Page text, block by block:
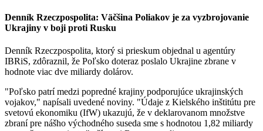
Denník Rzeczpospolita: Väčšina Poliakov je za vyzbrojovanie
Ukrajiny v boji proti Rusku
Denník Rzeczpospolita, ktorý si prieskum objednal u agentúry
IBRiS, zdôraznil, že Poľsko doteraz poslalo Ukrajine zbrane v
hodnote viac dve miliardy dolárov.
"Poľsko patrí medzi popredné krajiny podporujúce ukrajinských
vojakov," napísali uvedené noviny. "Údaje z Kielského inštitútu pre
svetovú ekonomiku (IfW) ukazujú, že v deklarovanom množstve
zbraní pre nášho východného suseda sme s hodnotou 1,82 miliardy